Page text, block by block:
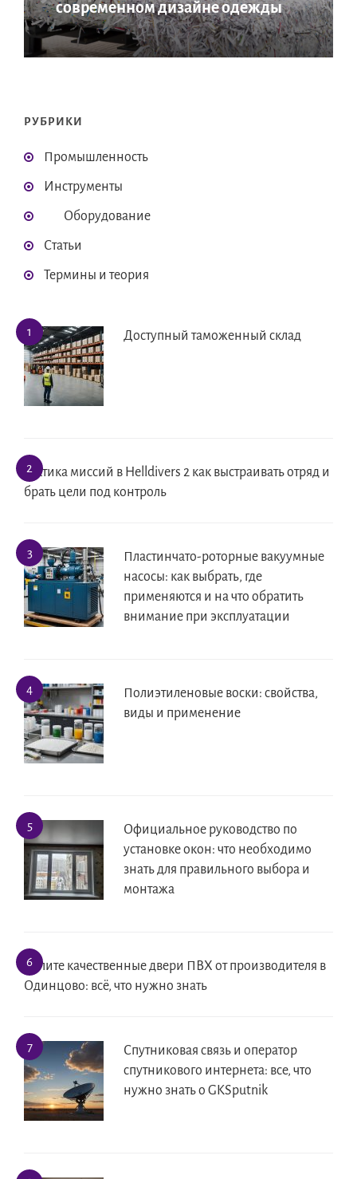
современном дизайне одежды
РУБРИКИ
Промышленность
Инструменты
Оборудование
Статьи
Термины и теория
Доступный таможенный склад
Тактика миссий в Helldivers 2 как выстраивать отряд и
брать цели под контроль
Пластинчато-роторные вакуумные
насосы: как выбрать, где
применяются и на что обратить
внимание при эксплуатации
Полиэтиленовые воски: свойства,
виды и применение
Официальное руководство по
установке окон: что необходимо
знать для правильного выбора и
монтажа
Купите качественные двери ПВХ от производителя в
Одинцово: всё, что нужно знать
Спутниковая связь и оператор
спутникового интернета: все, что
нужно знать о GKSputnik